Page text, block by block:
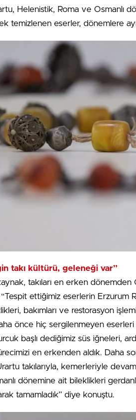
Helenistik, Roma ve Osmanlı
temizlenen eserler, dönemlere
takı kültürü, geleneği var”
takıları en erken dönemden
“Tespit ettiğimiz eserlerin
bakımları ve restorasyon
önce hiç sergilenmeyen
başlı dediğimiz süs iğneleri,
en erkenden aldık. Daha
takılarıyla, kemerleriyle
dönemine ait bileklikleri
tamamladık” diye konuştu.